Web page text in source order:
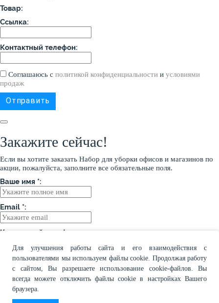
Товар:
Ссылка:
Контактный телефон:
Соглашаюсь с политикой конфиденциальности и условиями
продаж
Закажите сейчас!
Если вы хотите заказать Набор для уборки офисов и магазинов по
акции, пожалуйста, заполните все обязательные поля.
Ваше имя *:
Email *:
Контактный телефон:
Опишите Ваш запрос:
Для улучшения работы сайта и его взаимодействия с
пользователями мы используем файлы cookie. Продолжая работу
с сайтом, Вы разрешаете использование cookie-файлов. Вы
всегда можете отключить файлы cookie в настройках Вашего
браузера.